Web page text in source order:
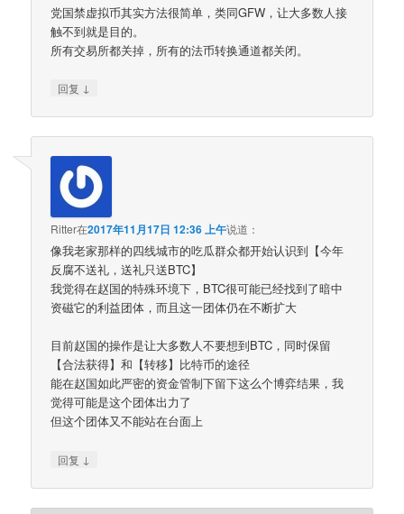
党国禁虚拟币其实方法很简单，类同GFW，让大多数人接
触不到就是目的。
所有交易所都关掉，所有的法币转换通道都关闭。
回复 ↓
Ritter在2017年11月17日 12:36 上午说道：
像我老家那样的四线城市的吃瓜群众都开始认识到【今年
反腐不送礼，送礼只送BTC】
我觉得在赵国的特殊环境下，BTC很可能已经找到了暗中
资磁它的利益团体，而且这一团体仍在不断扩大
目前赵国的操作是让大多数人不要想到BTC，同时保留
【合法获得】和【转移】比特币的途径
能在赵国如此严密的资金管制下留下这么个博弈结果，我
觉得可能是这个团体出力了
但这个团体又不能站在台面上
回复 ↓